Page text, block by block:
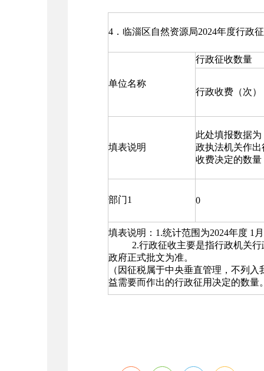
4．临淄区自然资源局2024年度行政
单位名称
行政征收数量
行政收费（次）
填表说明
此处填报数据为
政执法机关作出
收费决定的数量
部门1 0
填表说明：1.统计范围为2024年度 1
2.行政征收主要是指行政机关行
政府正式批文为准。
（因征税属于中央垂直管理，不列
益需要而作出的行政征用决定的数量